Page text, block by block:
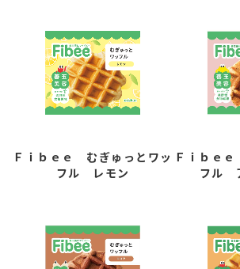
Ｆｉｂｅｅ むぎゅっとワッ
フル レモン
Ｆｉｂｅ
フル